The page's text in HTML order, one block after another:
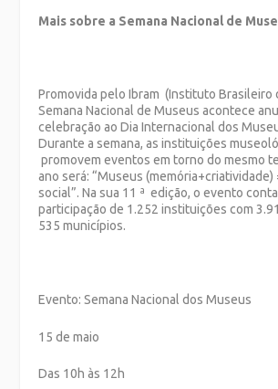
Mais sobre a Semana Nacional de
Promovida pelo Ibram (Instituto Brasileiro
Semana Nacional de Museus acontece
celebração ao Dia Internacional dos
Durante a semana, as instituições
promovem eventos em torno do mesmo
ano será: “Museus (memória+criatividade)
social”. Na sua 11 ª edição, o evento
participação de 1.252 instituições com
535 municípios.
Evento: Semana Nacional dos Museus
15 de maio
Das 10h às 12h